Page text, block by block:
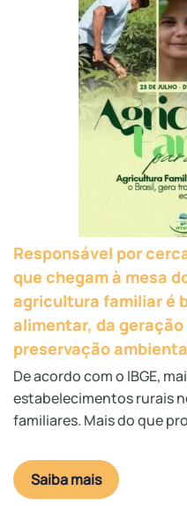
Responsável por
que chegam à mesa
agricultura familiar é
alimentar, da geração
preservação
De acordo com o IBGE,
estabelecimentos rurais
familiares. Mais do que
Saiba mais